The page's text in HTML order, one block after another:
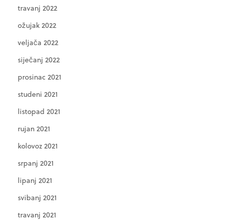
travanj 2022
ožujak 2022
veljača 2022
siječanj 2022
prosinac 2021
studeni 2021
listopad 2021
rujan 2021
kolovoz 2021
srpanj 2021
lipanj 2021
svibanj 2021
travanj 2021